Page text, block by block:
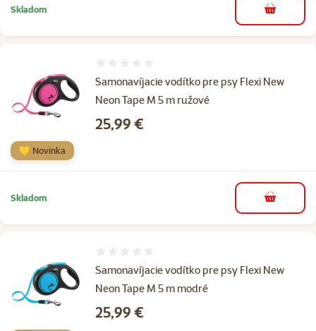
Skladom do košíka
Samonavíjacie vodítko pre psy Flexi New
Neon Tape M 5 m ružové
Cena
25,99 €
💛 Novinka
Skladom do košíka
Samonavíjacie vodítko pre psy Flexi New
Neon Tape M 5 m modré
Cena
25,99 €